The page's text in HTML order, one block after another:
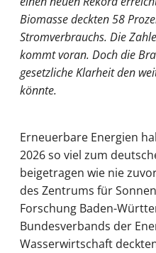
Biomasse deckten 58
Stromverbrauchs. Die
kommt voran. Doch die
gesetzliche Klarheit den
könnte.
Erneuerbare Energien
2026 so viel zum
beigetragen wie nie
des Zentrums für
Forschung Baden-
Bundesverbands der
Wasserwirtschaft